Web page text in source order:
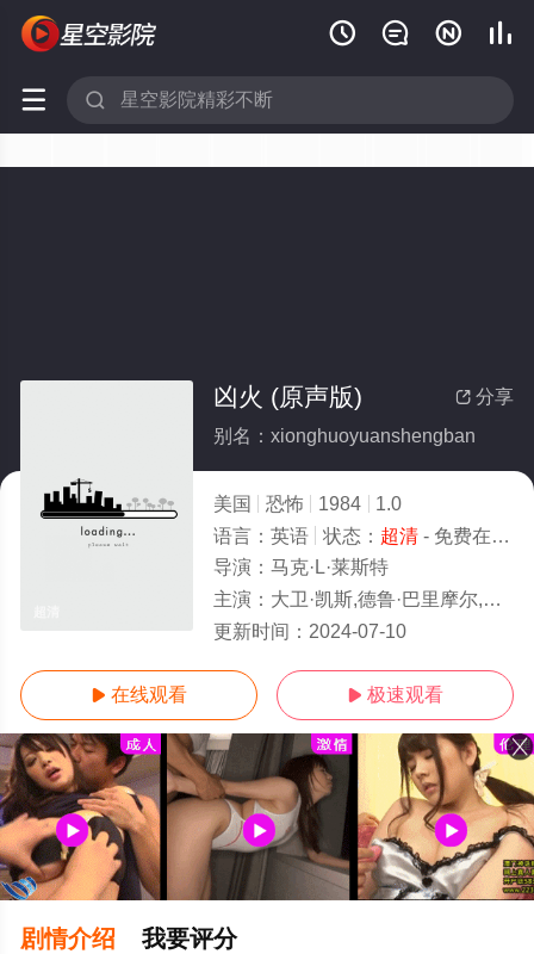
   
 
 分享
凶火 (原声版)
别名：xionghuoyuanshengban
美国 恐怖 1984
1.0
语言： 英语 状态： 超清- 免费在线观看
导演： 马克·L·莱斯特
主演： 大卫·凯斯,德鲁·巴里摩尔,弗雷迪·琼斯,海瑟·洛克莱尔,马丁·辛,乔治·C·斯科特,阿特·卡尼,路易
更新时间： 2024-07-10
 在线观看  极速观看
剧情介绍 我要评分